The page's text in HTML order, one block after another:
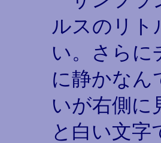
ルスのリト
い。さらに
に静かなん
いが右側に
と白い文字